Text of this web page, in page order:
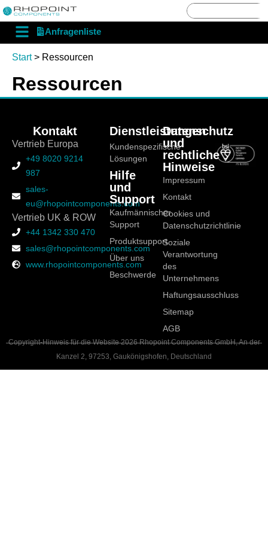
English Deutsch
Anfragenliste
English Deutsch
Start> Ressourcen
Ressourcen
Kontakt
Vertrieb Europa
+49 8020 9214
987
sales-
eu@rhopointcomponents.com
Vertrieb UK & ROW
+44 1342 330 470
sales@rhopointcomponents.com
www.rhopointcomponents.com
Dienstleistungen
Kundenspezifische
Lösungen
Hilfe
und
Support
Kaufmännischer
Support
Produktsupport
Über uns
Beschwerde
Datenschutz
und
rechtliche
Hinweise
Impressum
Kontakt
Cookies und
Datenschutzrichtlinie
Soziale
Verantwortung
des
Unternehmens
Haftungsausschluss
Sitemap
AGB
Copyright-Hinweis für die Website 2026 Rhopoint Components GmbH, An der
Kanzel 2, 97253, Gaukönigshofen, Deutschland